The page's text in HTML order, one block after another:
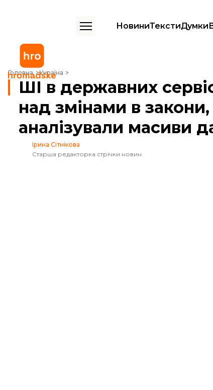
НовиниТекстиДумки
Головна Україна
ШІ в державних сервісах. Мінцифри працює над змінами в
ШІ в державних
над змінами в
аналізували масиви
Ірина Сітнікова
Старша редакторка стрічки новин